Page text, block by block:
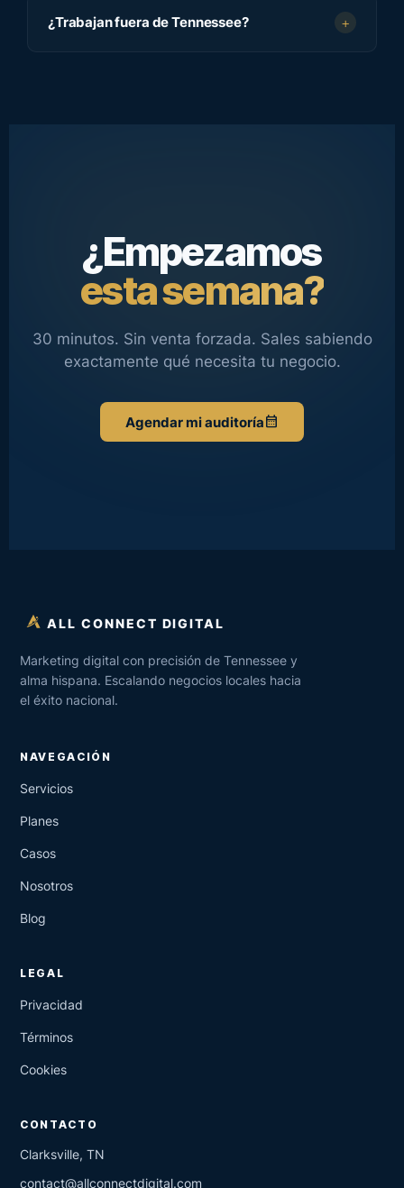
¿Trabajan fuera de Tennessee? +
¿Empezamos
esta semana?
30 minutos. Sin venta forzada. Sales sabiendo
exactamente qué necesita tu negocio.
Agendar mi auditoríacalendar_month
ALL CONNECT DIGITAL
Marketing digital con precisión de Tennessee y
alma hispana. Escalando negocios locales hacia
el éxito nacional.
NAVEGACIÓN
Servicios
Planes
Casos
Nosotros
Blog
LEGAL
Privacidad
Términos
Cookies
CONTACTO
Clarksville, TN
contact@allconnectdigital.com